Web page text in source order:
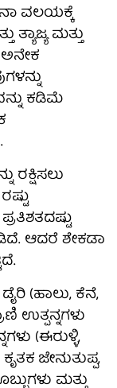
ವಲಯಕ್ಕೆ
ಮತ್ತು
ಕಡಿಮೆ
ರಕ್ಷಿಸಲು
ಆದರೆ ಶೇಕಡಾ
(ಹಾಲು, ಕೆನೆ,
ಉತ್ಪನ್ನಗಳು
(ಈರುಳ್ಳಿ,
ಜೇನುತುಪ್ಪ,
ಮತ್ತು